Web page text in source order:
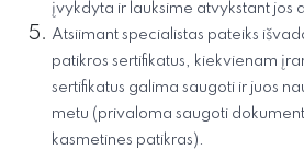
įvykdyta ir lauksime atvykstant jos
Atsiimant specialistas pateiks
patikros sertifikatus, kiekvienam
sertifikatus galima saugoti ir juos
metu (privaloma saugoti
kasmetines patikras).